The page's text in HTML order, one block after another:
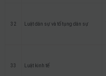
32 Luật dân sự và tố tụng dân sự
33 Luật kinh tế